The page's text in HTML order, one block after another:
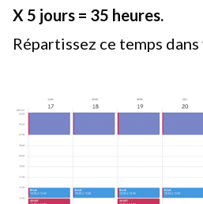
X 5 jours = 35 heures.
Répartissez ce temps dans